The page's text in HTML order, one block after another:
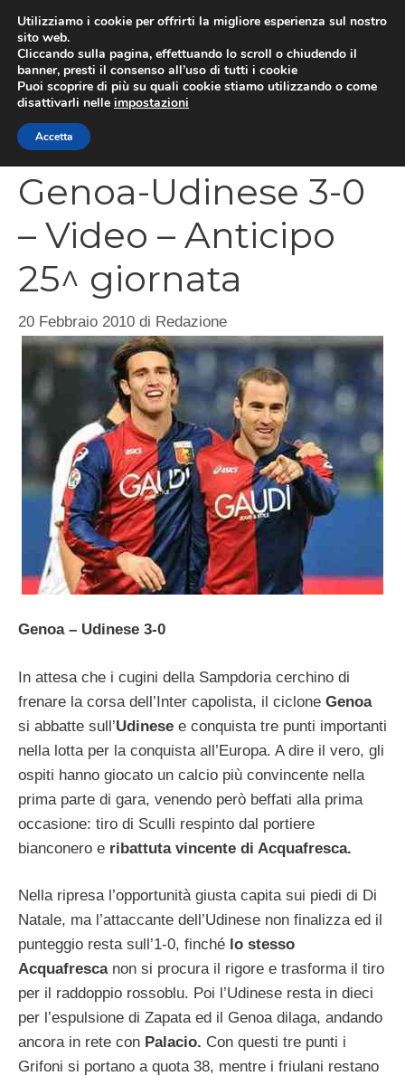
contenuto
Genoa-Udinese 3-0
– Video – Anticipo
25^ giornata
20 Febbraio 2010 di Redazione
Genoa – Udinese 3-0
In attesa che i cugini della Sampdoria cerchino di
frenare la corsa dell’Inter capolista, il ciclone Genoa
si abbatte sull’Udinese e conquista tre punti importanti
nella lotta per la conquista all’Europa. A dire il vero, gli
ospiti hanno giocato un calcio più convincente nella
prima parte di gara, venendo però beffati alla prima
occasione: tiro di Sculli respinto dal portiere
bianconero e ribattuta vincente di Acquafresca.
Nella ripresa l’opportunità giusta capita sui piedi di Di
Natale, ma l’attaccante dell’Udinese non finalizza ed il
punteggio resta sull’1-0, finché lo stesso
Acquafresca non si procura il rigore e trasforma il tiro
per il raddoppio rossoblu. Poi l’Udinese resta in dieci
per l’espulsione di Zapata ed il Genoa dilaga, andando
ancora in rete con Palacio. Con questi tre punti i
Grifoni si portano a quota 38, mentre i friulani restano
Utilizziamo i cookie per offrirti la migliore esperienza sul nostro
sito web.
Cliccando sulla pagina, effettuando lo scroll o chiudendo il
banner, presti il consenso all’uso di tutti i cookie
Puoi scoprire di più su quali cookie stiamo utilizzando o come
disattivarli nelle impostazioni
Accetta